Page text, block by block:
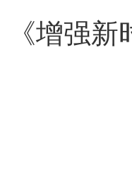
《增强